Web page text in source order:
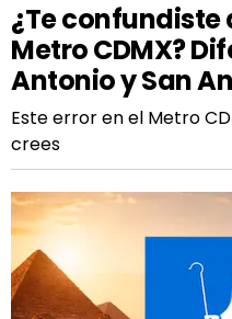
¿Te confundiste
Metro CDMX?
Antonio y San
Este error en el Metro
crees